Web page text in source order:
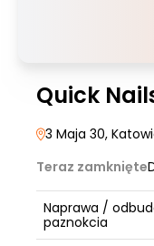
Quick
3 Maja 30,
Teraz zamknięte
Naprawa /
paznokcia